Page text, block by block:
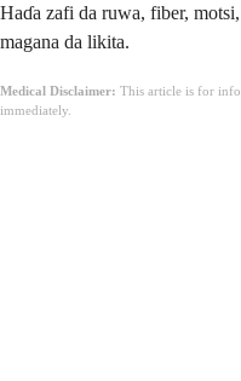
Haɗa zafi da ruwa, fiber,
magana da likita.
Medical Disclaimer: This article is for
immediately.